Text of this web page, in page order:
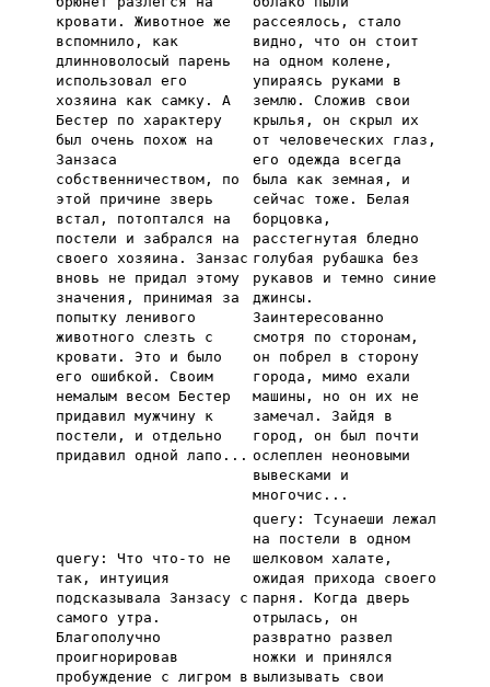
кровати. Животное же
вспомнило, как
длинноволосый парень
использовал его
хозяина как самку. А
Бестер по характеру
был очень похож на
Занзаса
собственничеством, по
этой причине зверь
встал, потоптался на
постели и забрался на
своего хозяина. Занзас
вновь не придал этому
значения, принимая за
попытку ленивого
животного слезть с
кровати. Это и было
его ошибкой. Своим
немалым весом Бестер
придавил мужчину к
постели, и отдельно
придавил одной лапо...
рассеялось, стало
видно, что он стоит
на одном колене,
упираясь руками в
землю. Сложив свои
крылья, он скрыл их
от человеческих глаз,
его одежда всегда
была как земная, и
сейчас тоже. Белая
борцовка,
расстегнутая бледно
голубая рубашка без
рукавов и темно синие
джинсы.
Заинтересованно
смотря по сторонам,
он побрел в сторону
города, мимо ехали
машины, но он их не
замечал. Зайдя в
город, он был почти
ослеплен неоновыми
вывесками и
многочис...
query: Что что-то не
так, интуиция
подсказывала Занзасу с
самого утра.
Благополучно
проигнорировав
пробуждение с лигром в
query: Тсунаеши лежал
на постели в одном
шелковом халате,
ожидая прихода своего
парня. Когда дверь
отрылась, он
развратно развел
ножки и принялся
вылизывать свои